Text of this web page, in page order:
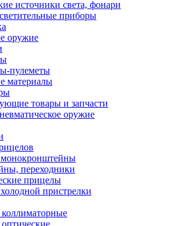
источники света, фонари
приборы
оружие
пулеметы
материалы
товары и запчасти
оружие
переходники
прицелы
пристрелки